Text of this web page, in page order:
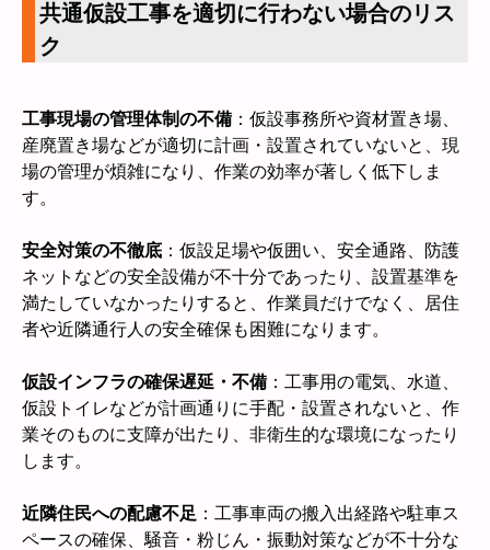
共通仮設工事を適切に行わない場合のリス
ク
工事現場の管理体制の不備 ：仮設事務所や資材置き場、
産廃置き場などが適切に計画・設置されていないと、現
場の管理が煩雑になり、作業の効率が著しく低下しま
す。
安全対策の不徹底 ：仮設足場や仮囲い、安全通路、防護
ネットなどの安全設備が不十分であったり、設置基準を
満たしていなかったりすると、作業員だけでなく、居住
者や近隣通行人の安全確保も困難になります。
仮設インフラの確保遅延・不備 ：工事用の電気、水道、
仮設トイレなどが計画通りに手配・設置されないと、作
業そのものに支障が出たり、非衛生的な環境になったり
します。
近隣住民への配慮不足 ：工事車両の搬入出経路や駐車ス
ペースの確保、騒音・粉じん・振動対策などが不十分な